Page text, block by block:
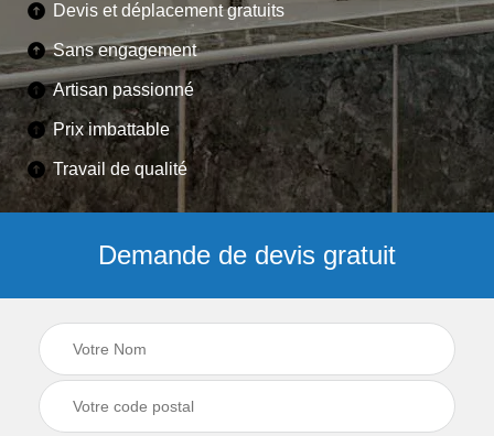
Devis et déplacement gratuits
Sans engagement
Artisan passionné
Prix imbattable
Travail de qualité
Demande de devis gratuit